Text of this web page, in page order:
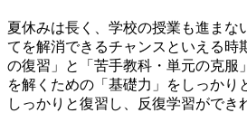
夏休みは長く、学校の授業も進まな
てを解消できるチャンスといえる時
の復習」と「苦手教科・単元の克服
を解くための「基礎力」をしっかり
しっかりと復習し、反復学習ができ